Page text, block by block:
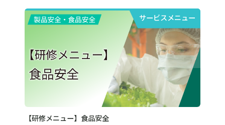
サービスメニュー
【研修メニュー】食品安全